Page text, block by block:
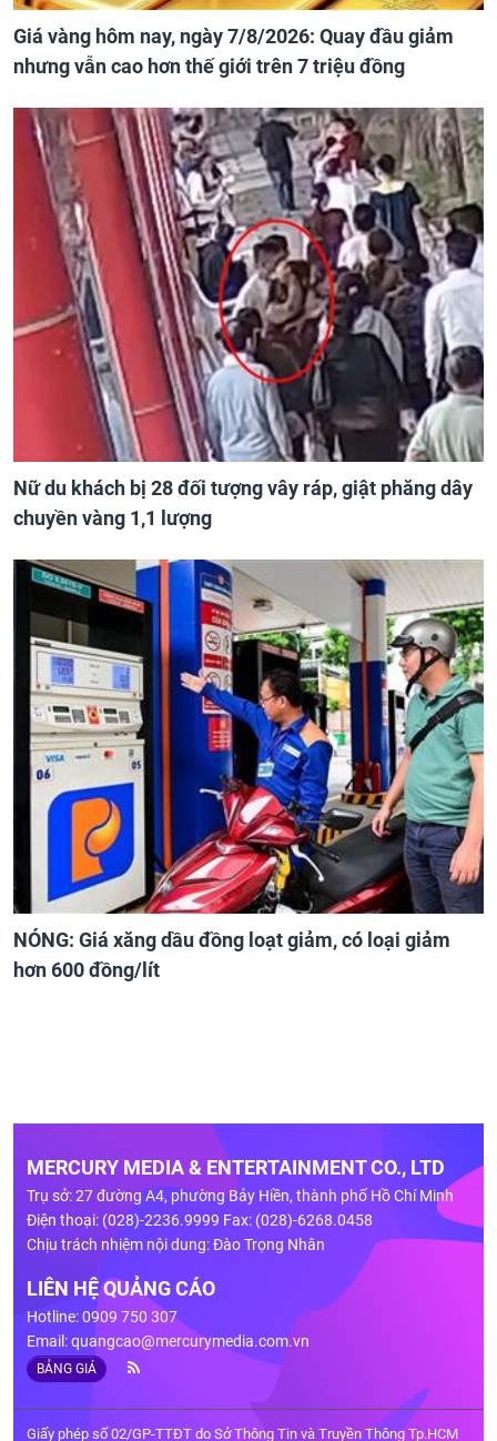
Giá vàng hôm nay, ngày 7/8/2026: Quay đầu giảm
nhưng vẫn cao hơn thế giới trên 7 triệu đồng
Nữ du khách bị 28 đối tượng vây ráp, giật phăng dây
chuyền vàng 1,1 lượng
NÓNG: Giá xăng dầu đồng loạt giảm, có loại giảm
hơn 600 đồng/lít
MERCURY MEDIA & ENTERTAINMENT CO., LTD
Trụ sở: 27 đường A4, phường Bảy Hiền, thành phố Hồ Chí Minh
Điện thoại: (028)-2236.9999 Fax: (028)-6268.0458
Chịu trách nhiệm nội dung: Đào Trọng Nhân
LIÊN HỆ QUẢNG CÁO
Hotline: 0909 750 307
Email:quangcao@mercurymedia.com.vn
BẢNG GIÁ
Giấy phép số 02/GP-TTĐT do Sở Thông Tin và Truyền Thông Tp.HCM